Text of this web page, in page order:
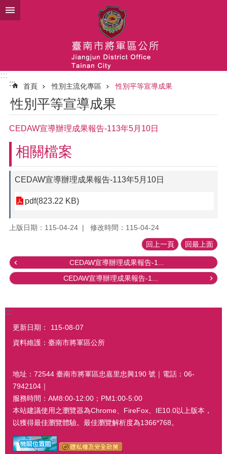
跳到主要內容區塊
:::
:::
首頁 性別主流化專區 性別平等宣導成果
性別平等宣導成果
CEDAW宣導辦理成果報告-113年5月10日
相關檔案
CEDAW宣導辦理成果報告-113年5月10日
pdf(823.22 KB)
上版日期：115-04-24 修改時間：115-04-24
回上一頁 回最上面
CEDAW宣導辦理成果報告-1...
CEDAW宣導辦理成果報告-1...
:::
更新日期：
115-08-07
資料維護：臺南市將軍區公所
地址：72544 臺南市將軍區忠嘉里忠興190 號｜電話：06-
7942104｜
服務時間：AM8:00-12:00；PM1:00-5:00
本站建議使用之瀏覽器為Chrome、FireFox、IE10.0以上版本，
以獲得最佳瀏覽體驗。最佳瀏覽解析度為1366*768。